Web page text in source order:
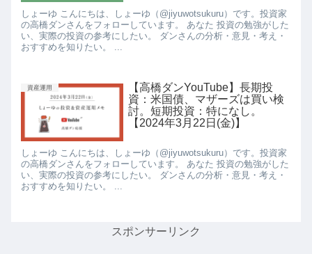
しょーゆ こんにちは、しょーゆ（@jiyuwotsukuru）です。投資家
の高橋ダンさんをフォローしています。 あなた 投資の勉強がした
い、実際の投資の参考にしたい。 ダンさんの分析・意見・考え・
おすすめを知りたい。 ...
資産運用
【高橋ダンYouTube】長期投
資：米国債、マザーズは買い検
討。短期投資：特になし。
【2024年3月22日(金)】
しょーゆ こんにちは、しょーゆ（@jiyuwotsukuru）です。投資家
の高橋ダンさんをフォローしています。 あなた 投資の勉強がした
い、実際の投資の参考にしたい。 ダンさんの分析・意見・考え・
おすすめを知りたい。 ...
スポンサーリンク